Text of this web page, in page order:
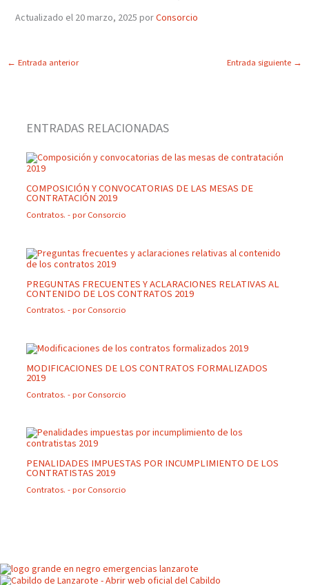
Actualizado el 20 marzo, 2025 porConsorcio
← Entrada anterior Entrada siguiente →
ENTRADAS RELACIONADAS
COMPOSICIÓN Y CONVOCATORIAS DE LAS MESAS DE
CONTRATACIÓN 2019
Contratos. - por Consorcio
PREGUNTAS FRECUENTES Y ACLARACIONES RELATIVAS AL
CONTENIDO DE LOS CONTRATOS 2019
Contratos. - por Consorcio
MODIFICACIONES DE LOS CONTRATOS FORMALIZADOS
2019
Contratos. - por Consorcio
PENALIDADES IMPUESTAS POR INCUMPLIMIENTO DE LOS
CONTRATISTAS 2019
Contratos. - por Consorcio